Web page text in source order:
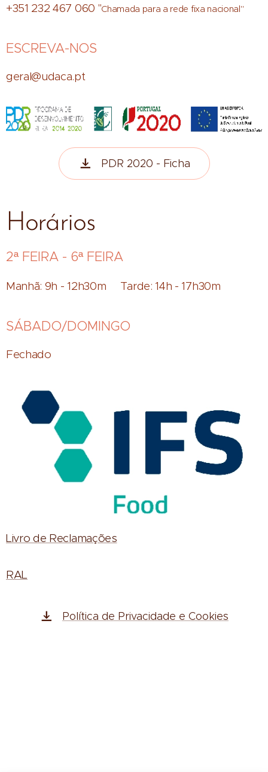
+351 232 467 060 "Chamada para a rede fixa nacional"
ESCREVA-NOS
geral@udaca.pt
PDR 2020 - Ficha
Horários
2ª FEIRA - 6ª FEIRA
Manhã: 9h - 12h30m Tarde: 14h - 17h30m
SÁBADO/DOMINGO
Fechado
Livro de Reclamações
RAL
Política de Privacidade e Cookies